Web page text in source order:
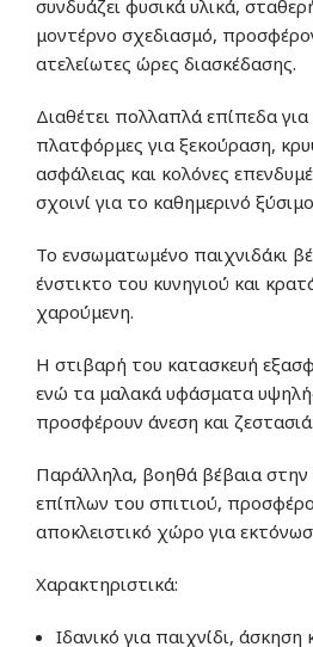
συνδυάζει φυσικά υλικά,
μοντέρνο σχεδιασμό,
ατελείωτες ώρες διασκέδασης.
Διαθέτει πολλαπλά επίπεδα
πλατφόρμες για ξεκούραση,
ασφάλειας και κολόνες
σχοινί για το καθημερινό
Το ενσωματωμένο παιχνιδάκι
ένστικτο του κυνηγιού και
χαρούμενη.
Η στιβαρή του κατασκευή
ενώ τα μαλακά υφάσματα
προσφέρουν άνεση και ζεστασιά.
Παράλληλα, βοηθά βέβαια
επίπλων του σπιτιού,
αποκλειστικό χώρο για
Χαρακτηριστικά:
Ιδανικό για παιχνίδι, άσκηση